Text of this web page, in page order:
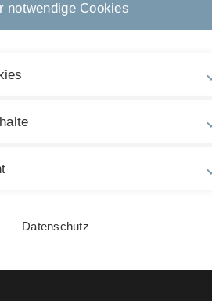
notwendige Cookies
Datenschutz